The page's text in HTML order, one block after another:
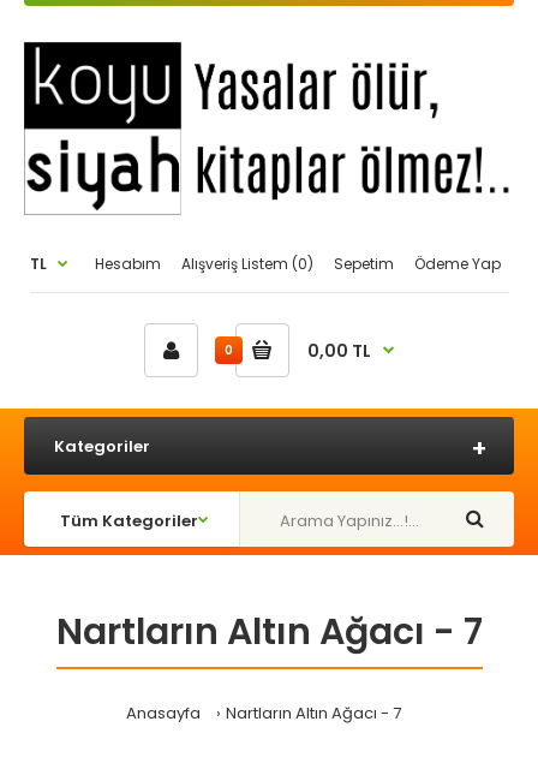
TL Hesabım Alışveriş Listem (0) Sepetim Ödeme Yap
0 0,00 TL
Kategoriler
Nartların Altın Ağacı - 7
Anasayfa Nartların Altın Ağacı - 7